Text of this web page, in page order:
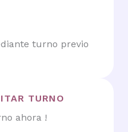
turno previo
TURNO
ahora !